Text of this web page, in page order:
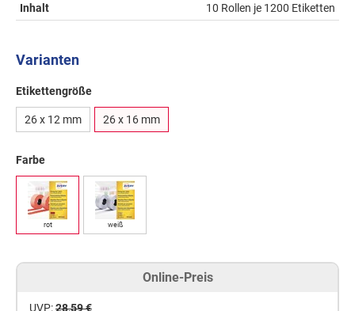
Inhalt
10 Rollen je 1200 Etiketten
Varianten
Etikettengröße
26 x 12 mm 26 x 16 mm
Farbe
rot weiß
Online-Preis
UVP:28,59 €